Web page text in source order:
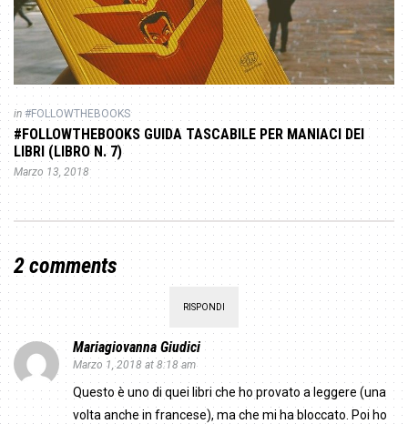
in #FOLLOWTHEBOOKS
#FOLLOWTHEBOOKS GUIDA TASCABILE PER MANIACI DEI
LIBRI (LIBRO N. 7)
Marzo 13, 2018
2 comments
RISPONDI
Mariagiovanna Giudici
Marzo 1, 2018 at 8:18 am
Questo è uno di quei libri che ho provato a leggere (una
volta anche in francese), ma che mi ha bloccato. Poi ho